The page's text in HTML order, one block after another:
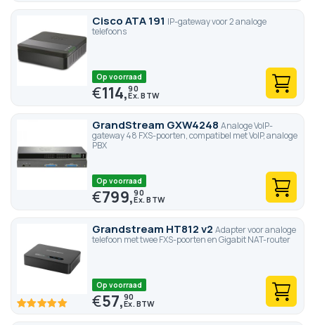
Cisco ATA 191 IP-gateway voor 2 analoge
telefoons
Op voorraad
€114,90
GrandStream GXW4248 Analoge VoIP-
gateway 48 FXS-poorten, compatibel met VoIP, analoge
PBX
Op voorraad
€799,90
Grandstream HT812 v2 Adapter voor analoge
telefoon met twee FXS-poorten en Gigabit NAT-router
100 100
Op voorraad
€57,90